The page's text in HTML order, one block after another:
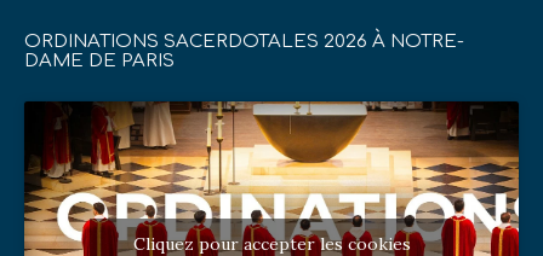
ORDINATIONS SACERDOTALES 2026 À NOTRE-
DAME DE PARIS
Cliquez pour accepter les cookies